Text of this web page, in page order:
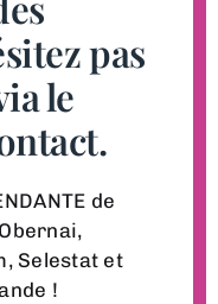
pas
le
de
Selestat et
!